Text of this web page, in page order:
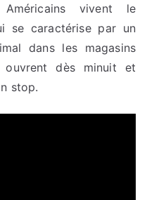
vivent le
se caractérise par un
dans les magasins
ouvrent dès minuit et
stop.